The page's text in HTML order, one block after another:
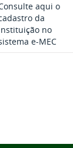
aqui o
da
no
e-MEC